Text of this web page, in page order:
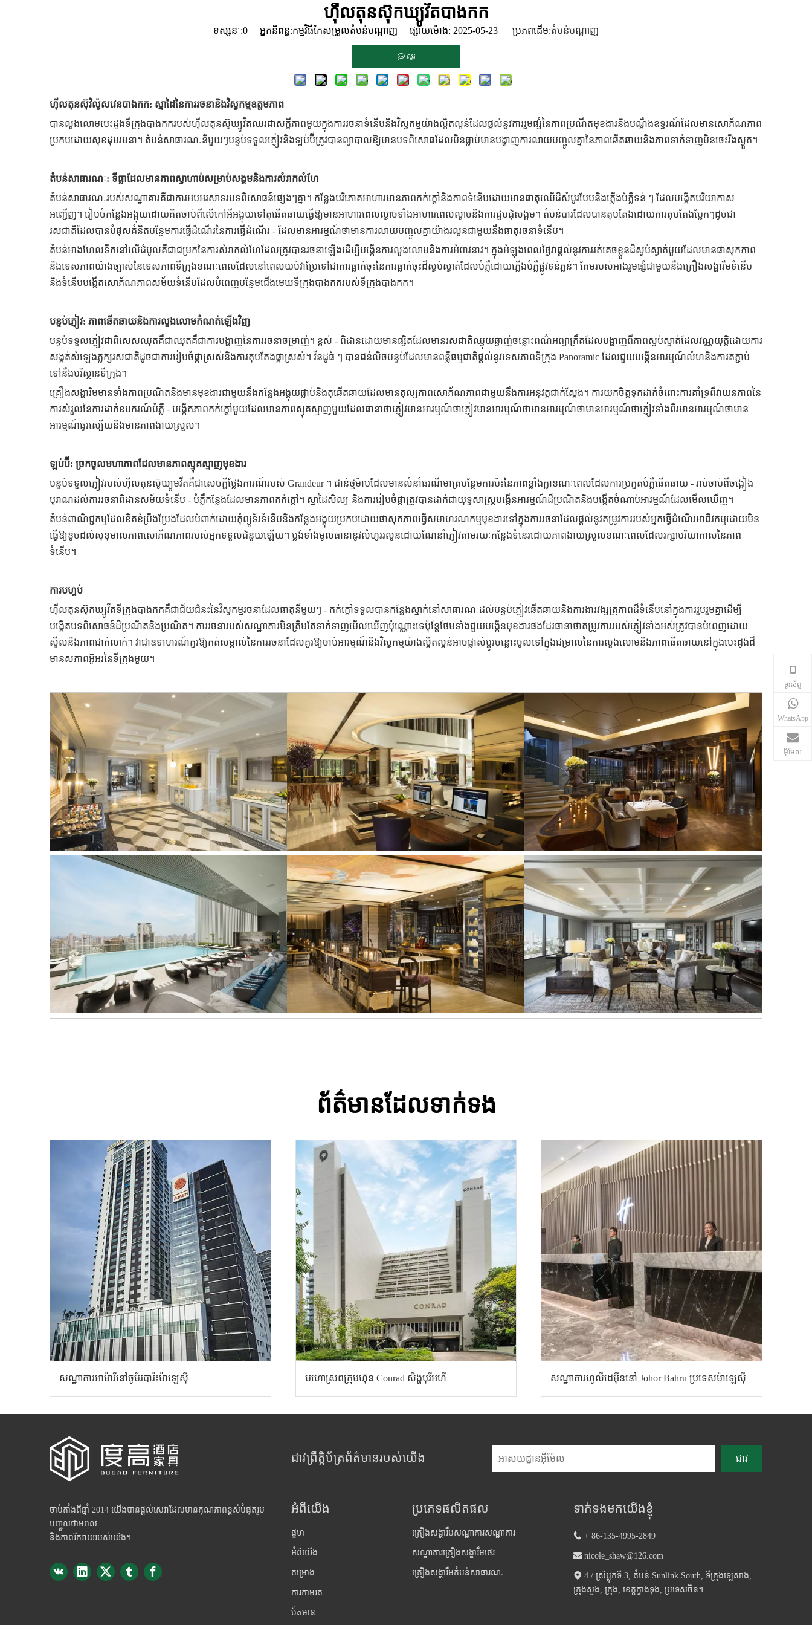
ហ៊ីលតុនស៊ុកឃ្យូវីតបាងកក
ទស្សនៈ:0 អ្នកនិពន្ធ:កម្មវិធីកែសម្រួលតំបន់បណ្ដាញ ផ្សាយម៉ោង: 2025-05-23 ប្រភពដើម:តំបន់បណ្ដាញ
សួរ
ហ៊ីលតុនស៊ុវិល៉ូសវេនបាងកក: ស្នាដៃនៃការរចនានិងវិស្វកម្មឧត្តមភាព
បានលួងលោមបេះដូងទីក្រុងបាងកករបស់ហ៊ីលតុនស៊ូឃ្យូវីតឈរជាសក្ខីភាពមួយក្នុងការរចនាទំនើបនិងវិស្វកម្មយ៉ាងល្អិតល្អន់ដែលផ្តល់នូវការរួមផ្សំនៃភាពប្រណីតមុខងារនិងបណ្តឹងឧទ្ធរណ៍ដែលមានសោភ័ណភាព
ប្រកបដោយសុខដុមរមនា។ តំបន់សាធារណៈនីមួយៗបន្ទប់ទទួលភ្ញៀវនិងឡប់ប៊ីត្រូវបានព្យាបាលឱ្យមានបទពិសោធដែលមិនធ្លាប់មានបង្ហាញការលាយបញ្ចូលគ្នានៃភាពឆើតឆាយនិងភាពទាក់ទាញមិនចេះរីងស្ងួត។
តំបន់សាធារណៈ: ទីធ្លាដែលមានភាពស្វាហាប់សម្រាប់សង្គមនិងការសំរាកលំហែ
តំបន់សាធារណៈរបស់សណ្ឋាគារគឺជាការអបអរសាទរបទពិសោធន៍ផ្សេងៗគ្នា។ កន្លែងបរិភោគអាហារមានភាពកក់ក្តៅនិងភាពទំនើបដោយមានធាតុឈើដ៏សំបូរបែបនិងភ្លើងបំភ្លឺទន់ ៗ ដែលបង្កើតបរិយាកាស
អញ្ជើញ។ រៀបចំកន្លែងអង្គុយដោយគិតចាប់ពីលើកៅអីអង្គុយទៅតុឆើតឆាយធ្វើឱ្យមានអាហារពេលល្ងាចទាំងអាហារពេលល្ងាចនិងការជួបជុំសង្គម។ តំបន់បារដែលបានតុបតែងដោយការតុបតែងប្លែកៗដូចជា
រសជាតិដែលបានបំផុសគំនិតបន្ថែមការធ្វើដំណើរនៃការធ្វើដំណើរ - ដែលមានអារម្មណ៍ថាមានការលាយបញ្ចូលគ្នាយ៉ាងរលូនជាមួយនឹងធាតុរចនាទំនើប។
តំបន់អាងហែលទឹកនៅលើដំបូលគឺជាជម្រកនៃការសំរាកលំហែដែលត្រូវបានរចនាឡើងដើម្បីបង្កើនការលួងលោមនិងការអំពាវនាវ។ ក្នុងអំឡុងពេលថ្ងៃវាផ្តល់នូវការរត់គេចខ្លួនដ៏ស្ងប់ស្ងាត់មួយដែលមានផាសុកភាព
និងទេសភាពយ៉ាងច្បាស់នៃទេសភាពទីក្រុងខណៈពេលដែលនៅពេលយប់វាប្រែទៅជាការធ្លាក់ចុះនៃការធ្លាក់ចុះដ៏ស្ងប់ស្ងាត់ដែលបំភ្លឺដោយភ្លើងបំភ្លឺផ្លូវទន់ភ្លន់។ គែមរបស់អាងរួមផ្សំជាមួយនឹងគ្រឿងសង្ហារឹមទំនើប
និងទំនើបបង្កើតសោភ័ណភាពសម័យទំនើបដែលបំពេញបន្ថែមជើងមេឃទីក្រុងបាងកករបស់ទីក្រុងបាងកក។
បន្ទប់ភ្ញៀវ: ភាពឆើតឆាយនិងការលួងលោមកំណត់ឡើងវិញ
បន្ទប់ទទួលភ្ញៀវជាពិសេសឈុតគឺជាឈុតគឺជាការបង្ហាញនៃការរចនាចម្រាញ់។ ខ្ពស់ - ពិដានដោយមានផ្សិតដែលមានរសជាតិឈ្ងុយឆ្ងាញ់ចន្លោះពណ៌អព្យាក្រឹតដែលបង្ហាញពីភាពស្ងប់ស្ងាត់ដែលវណ្ណយុត្តិដោយការ
សង្កត់សំឡេងភ្លក្សរសជាតិដូចជាការរៀបចំផ្កាស្រស់និងការតុបតែងផ្កាស្រស់។ វីនដូធំ ៗ បានជន់លិចបន្ទប់ដែលមានពន្លឺធម្មជាតិផ្តល់នូវទេសភាពទីក្រុង Panoramic ដែលជួយបង្កើនអារម្មណ៍លំហនិងការតភ្ជាប់
ទៅនឹងបរិស្ថានទីក្រុង។
គ្រឿងសង្ហារិមមានទាំងភាពប្រណិតនិងមានមុខងារជាមួយនឹងកន្លែងអង្គុយផ្លាប់និងតុឆើតឆាយដែលមានតុល្យភាពសោភ័ណភាពជាមួយនឹងការអនុវត្តជាក់ស្តែង។ ការយកចិត្តទុកដាក់ចំពោះការគាំទ្រពីវាយនភាពនៃ
ការសំរួលនៃការដាក់ឧបករណ៍បំភ្លឺ - បង្កើតភាពកក់ក្តៅមួយដែលមានភាពស្មុគស្មាញមួយដែលធានាថាភ្ញៀវមានអារម្មណ៍ថាភ្ញៀវមានអារម្មណ៍ថាមានអារម្មណ៍ថាមានអារម្មណ៍ថាភ្ញៀវទាំងពីរមានអារម្មណ៍ថាមាន
អារម្មណ៍ធូរស្បើយនិងមានភាពងាយស្រួល។
ឡប់ប៊ី: ច្រកចូលមហាភាពដែលមានភាពស្មុគស្មាញមុខងារ
បន្ទប់ទទួលភ្ញៀវរបស់ហ៊ីលតុនស៊ូឃ្យូមវីតគឺជាសេចក្តីថ្លែងការណ៍របស់ Grandeur ។ ជាន់ថ្មម៉ាបដែលមានលំនាំធរណីមាត្របន្ថែមការប៉ះនៃភាពខ្លាំងក្លាខណៈពេលដែលការប្រកួតបំភ្លឺឆើតឆាយ - រាប់ចាប់ពីចង្កៀង
បុរាណដល់ការរចនាពិដានសម័យទំនើប - បំភ្លឺកន្លែងដែលមានភាពកក់ក្តៅ។ ស្នាដៃសិល្បៈនិងការរៀបចំផ្កាត្រូវបានដាក់ជាយុទ្ធសាស្ត្របង្កើនអារម្មណ៍ដ៏ប្រណិតនិងបង្កើតចំណាប់អារម្មណ៍ដែលមើលឃើញ។
តំបន់ពាណិជ្ជកម្មដែលខិតខំប្រឹងប្រែងដែលបំពាក់ដោយកុំព្យូទ័រទំនើបនិងកន្លែងអង្គុយប្រកបដោយផាសុកភាពធ្វើសមាហរណកម្មមុខងារទៅក្នុងការរចនាដែលផ្តល់នូវតម្រូវការរបស់អ្នកធ្វើដំណើរអាជីវកម្មដោយមិន
ធ្វើឱ្យខូចដល់សុខុមាលភាពសោភ័ណភាពរបស់អ្នកទទួលជំនួយឡើយ។ ប្លង់ទាំងមូលធានានូវលំហូររលូនដោយណែនាំភ្ញៀវតាមរយៈកន្លែងទំនេរដោយភាពងាយស្រួលខណៈពេលដែលរក្សាបរិយាកាសនៃភាព
ទំនើប។
ការបហ្ចប់
ហ៊ីលតុនស៊ុកឃ្យូវីតទីក្រុងបាងកកគឺជាជ័យជំនះនៃវិស្វកម្មរចនាដែលធាតុនីមួយៗ - កក់ក្តៅទទួលបានកន្លែងស្នាក់នៅសាធារណៈដល់បន្ទប់ភ្ញៀវឆើតឆាយនិងការងារវង្សត្រុភាពដ៏ទំនើបនៅក្នុងការរួបរួមគ្នាដើម្បី
បង្កើតបទពិសោធន៍ដ៏ប្រណីតនិងប្រណិត។ ការរចនារបស់សណ្ឋាគារមិនត្រឹមតែទាក់ទាញមើលឃើញប៉ុណ្ណោះទេប៉ុន្តែថែមទាំងជួយបង្កើនមុខងារផងដែរធានាថាតម្រូវការរបស់ភ្ញៀវទាំងអស់ត្រូវបានបំពេញដោយ
ស្ទីលនិងភាពជាក់លាក់។ វាជាឧទាហរណ៍គួរឱ្យកត់សម្គាល់នៃការរចនាដែលគួរឱ្យចាប់អារម្មណ៍និងវិស្វកម្មយ៉ាងល្អិតល្អន់អាចផ្លាស់ប្តូរចន្លោះចូលទៅក្នុងជម្រាលនៃការលួងលោមនិងភាពឆើតឆាយនៅក្នុងបេះដូងដ៏
មានសភាពអ៊ូអរនៃទីក្រុងមួយ។
ព័ត៌មានដែលទាក់ទង
សណ្ឋាគារអាម៉ារីនៅចូម័របារ៉ះម៉ាឡេស៊ី មហោស្រពក្រុមហ៊ុន Conrad សិង្ហបុរីអហី សណ្ឋាគារហូលីដេអ៊ីននៅ Johor Bahru ប្រទេសម៉ាឡេស៊ី
ទូរស័ព្ទ
WhatsApp
អ៊ីមែល
ចាប់តាំងពីឆ្នាំ 2014 យើងបានផ្តល់សេវាដែលមានគុណភាពខ្ពស់បំផុតរួម
បញ្ចូលថាមពល
និងភាពរីករាយរបស់យើង។
ជាវព្រឹត្តិប័ត្រព័ត៌មានរបស់យើង ជាវ
អំពីយើង
ផ្ទហ
អំពីយើង
គម្រោង
ការកាមរត
ប៍តមាន
ប្រភេទផលិតផល
គ្រឿងសង្ហារឹមសណ្ឋាគារសណ្ឋាគារ
សណ្ឋាគារគ្រឿងសង្ហារឹមថេរ
គ្រឿងសង្ហារឹមតំបន់សាធារណៈ
ទាក់ទងមកយើងខ្ញុំ
 + 86-135-4995-2849
 nicole_shaw@126.com
 4 / ស្រីប្លុកទី 3, តំបន់ Sunlink South, ទីក្រុងឡេសាង,
ក្រុងសួង, ក្រុង, ខេត្តក្វាងទុង, ប្រទេសចិន។